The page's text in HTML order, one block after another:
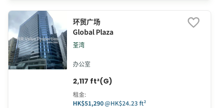
环贸广场
Global Plaza
荃湾
办公室
2,117 ft²(G)
租金:
HK$51,290@HK$24.23 ft²